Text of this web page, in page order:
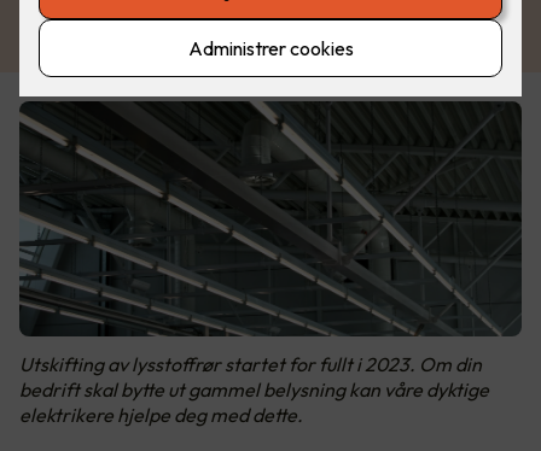
Utskifting av lysstoffrør startet for fullt i 2023. Om din
bedrift skal bytte ut gammel belysning kan våre dyktige
elektrikere hjelpe deg med dette.